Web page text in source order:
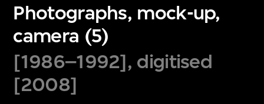
Photographs, mock-up,
camera (5)
[1986–1992], digitised
[2008]